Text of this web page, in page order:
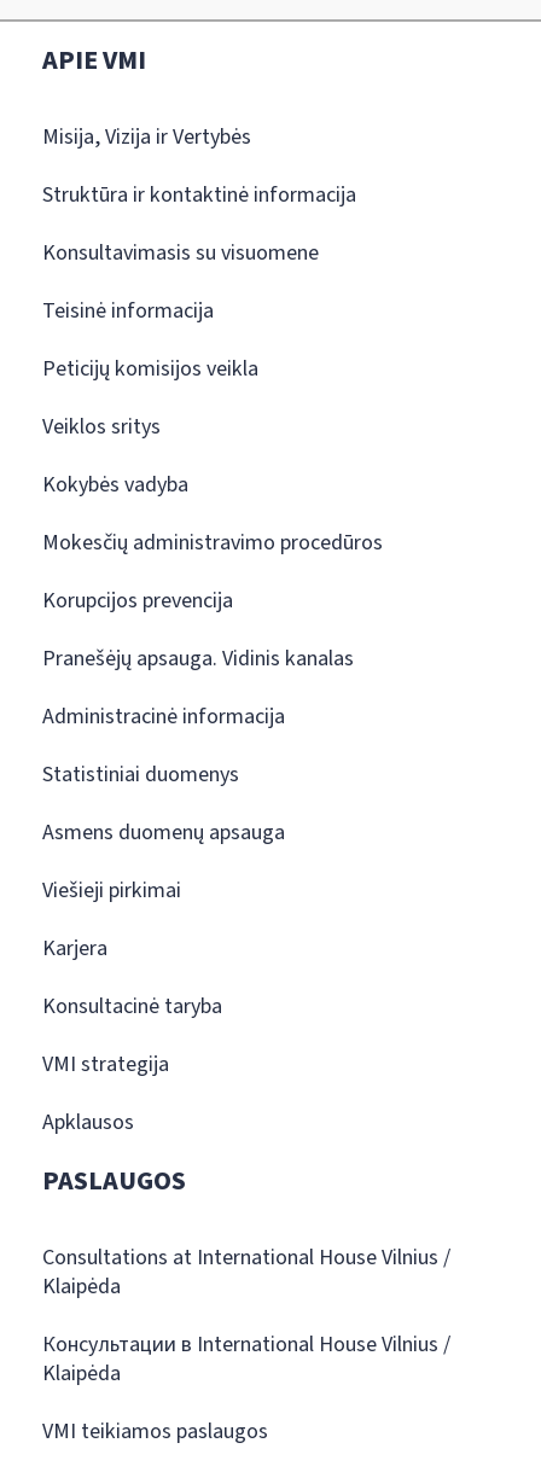
APIE VMI
Misija, Vizija ir Vertybės
Struktūra ir kontaktinė informacija
Konsultavimasis su visuomene
Teisinė informacija
Peticijų komisijos veikla
Veiklos sritys
Kokybės vadyba
Mokesčių administravimo procedūros
Korupcijos prevencija
Pranešėjų apsauga. Vidinis kanalas
Administracinė informacija
Statistiniai duomenys
Asmens duomenų apsauga
Viešieji pirkimai
Karjera
Konsultacinė taryba
VMI strategija
Apklausos
PASLAUGOS
Consultations at International House Vilnius /
Klaipėda
Консультации в International House Vilnius /
Klaipėda
VMI teikiamos paslaugos